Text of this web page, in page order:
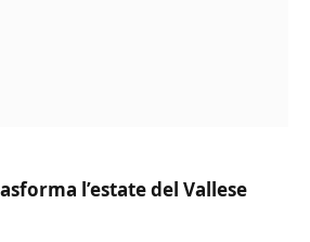
l’estate del Vallese